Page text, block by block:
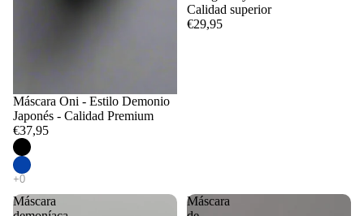
Máscara Oni - Estilo Demonio
Japonés - Calidad Premium
€37,95
Calidad superior
€29,95
Máscara
Máscara